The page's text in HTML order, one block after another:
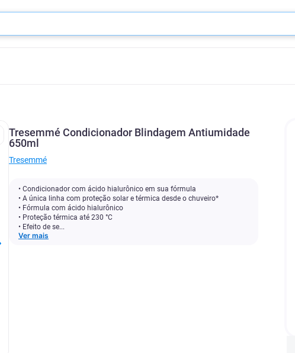
Tresemmé Condicionador Blindagem Antiumidade
650ml
Tresemmé
• Condicionador com ácido hialurônico em sua fórmula
• A única linha com proteção solar e térmica desde o chuveiro*
• Fórmula com ácido hialurônico
• Proteção térmica até 230 °C
• Efeito de se...
Ver mais